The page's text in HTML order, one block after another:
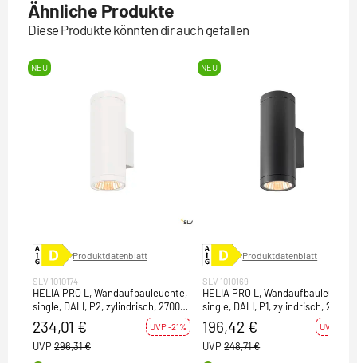
Ähnliche Produkte
Diese Produkte könnten dir auch gefallen
NEU
Produktdatenblatt
SLV 1010174
HELIA PRO L, Wandaufbauleuchte,
single, DALI, P2, zylindrisch, 2700
K, 15 W, 24°, weiß
234,01 € UVP -21%
UVP 296,31 €
NEU
Produktdatenblatt
SLV 1010169
HELIA PRO L, Wandaufbauleuchte,
single, DALI, P1, zylindrisch, 2700
10 W, 24°, anthrazit
196,42 € UVP -21%
UVP 248,71 €